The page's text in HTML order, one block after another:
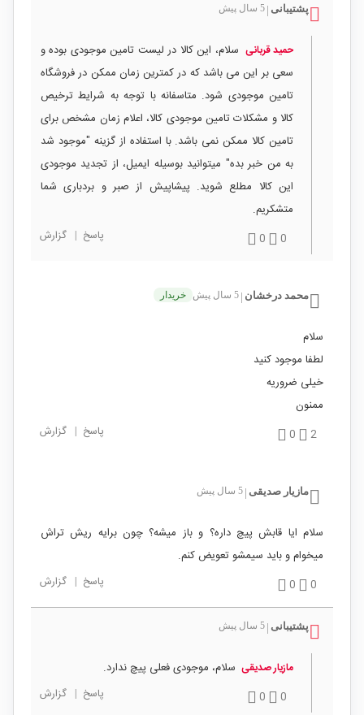
پشتیبانی | 5 سال پیش
حمید قربانی سلام، این کالا در لیست تامین موجودی بوده و
سعی بر این می باشد که در کمترین زمان ممکن در فروشگاه
تامین موجودی شود. متاسفانه با توجه به شرایط ترخیص
کالا و مشکلات تامین موجودی کالا، اعلام زمان مشخص برای
تامین کالا ممکن نمی باشد. با استفاده از گزینه "موجود شد
به من خبر بده" میتوانید بوسیله ایمیل، از تجدید موجودی
این کالا مطلع شوید. پیشاپیش از صبر و بردباری شما
متشکریم.
0
0 پاسخ | گزارش
محمد درخشان | 5 سال پیش خریدار
سلام
لطفا موجود کنید
خیلی ضروریه
ممنون
2
0 پاسخ | گزارش
مازیار صدیقی | 5 سال پیش
سلام ایا قابش پیچ داره؟ و باز میشه؟ چون برایه ریش تراش
میخوام و باید سیمشو تعویض کنم.
0
0 پاسخ | گزارش
پشتیبانی | 5 سال پیش
مازیار صدیقی سلام، موجودی فعلی پیچ ندارد.
0
0 پاسخ | گزارش